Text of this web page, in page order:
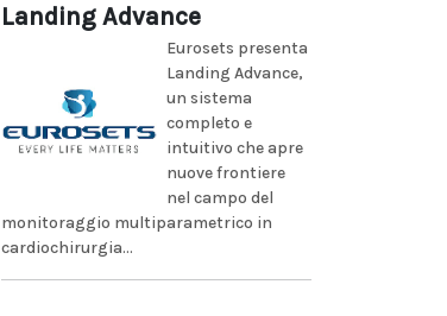
Landing Advance
Eurosets presenta
Landing Advance,
un sistema
completo e
intuitivo che apre
nuove frontiere
nel campo del
monitoraggio multiparametrico in
cardiochirurgia...